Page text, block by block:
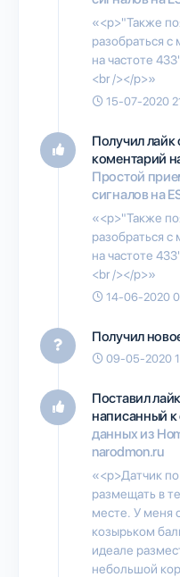
«<p>"Также
разобраться
на частоте
<br /></p>»
15-07-2020
Получил лайк
коментарий
Простой
сигналов на
«<p>"Также
разобраться
на частоте
<br /></p>»
14-06-2020
Получил
09-05-2020
Поставил
написанный к
данных из
narodmon.ru
«<p>Датчик
размещать в
месте. У меня
козырьком
идеале
небольшой